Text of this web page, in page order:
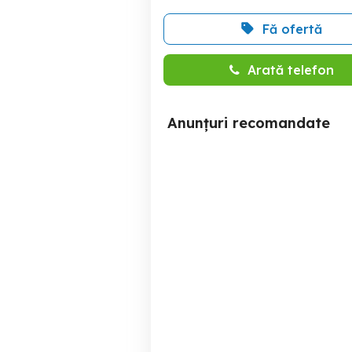
Fă ofertă
Arată telefon
Anunțuri recomandate